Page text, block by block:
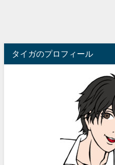
タイガのプロフィール